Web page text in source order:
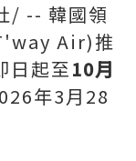
/ -- 韓國領
Air)推
日起至10月
年3月28